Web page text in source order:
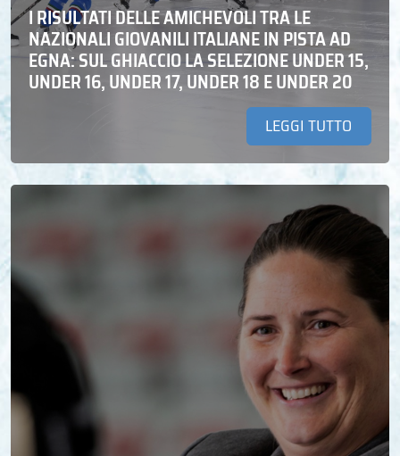
I RISULTATI DELLE AMICHEVOLI TRA LE
NAZIONALI GIOVANILI ITALIANE IN PISTA AD
EGNA: SUL GHIACCIO LA SELEZIONE UNDER 15,
UNDER 16, UNDER 17, UNDER 18 E UNDER 20
LEGGI TUTTO